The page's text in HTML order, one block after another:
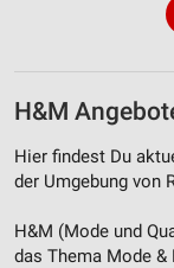
H&M
Hier findest Du
der Umgebung von
H&M (Mode und
das Thema Mode &